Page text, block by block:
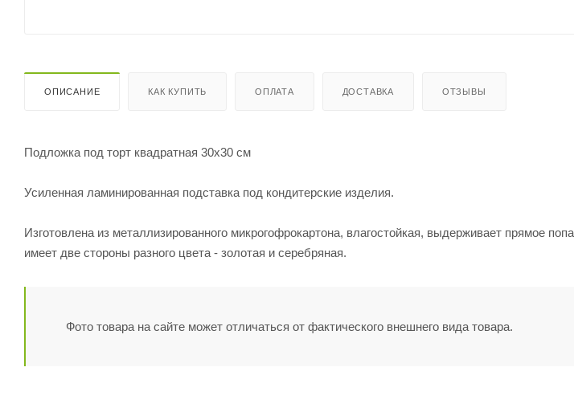
ОПИСАНИЕ КАК КУПИТЬ ОПЛАТА ДОСТАВКА ОТЗЫВЫ
Подложка под торт квадратная 30х30 см
Усиленная ламинированная подставка под кондитерские изделия.
Изготовлена из металлизированного микрогофрокартона, влагостойкая, выдерживает прямое
имеет две стороны разного цвета - золотая и серебряная.
Фото товара на сайте может отличаться от фактического внешнего вида товара.